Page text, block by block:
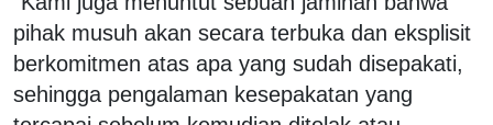
pihak musuh akan secara terbuka dan eksplisit
berkomitmen atas apa yang sudah disepakati,
sehingga pengalaman kesepakatan yang